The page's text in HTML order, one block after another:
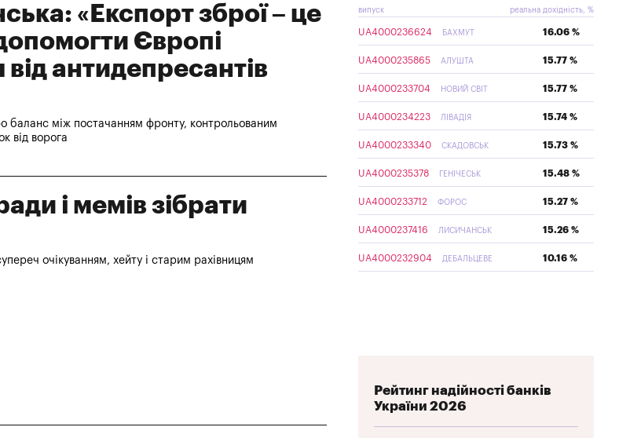
«Експорт зброї – це
Європі
антидепресантів
баланс між постачанням фронту, контрольованим
від ворога
і мемів зібрати
очікуванням, хейту і старим рахівницям
випуск реальна дохідність, %
UA4000236624 БАХМУТ 16.06 %
UA4000235865 АЛУШТА 15.77 %
UA4000233704 НОВИЙ СВІТ 15.77 %
UA4000234223 ЛІВАДІЯ 15.74 %
UA4000233340 СКАДОВСЬК 15.73 %
UA4000235378 ГЕНІЧЕСЬК 15.48 %
UA4000233712 ФОРОС 15.27 %
UA4000237416 ЛИСИЧАНСЬК 15.26 %
UA4000232904 ДЕБАЛЬЦЕВЕ 10.16 %
Рейтинг надійності банків
України 2026